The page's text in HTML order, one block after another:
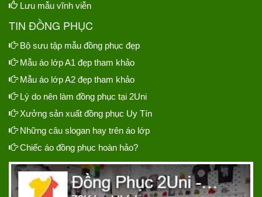
Lưu mẫu vĩnh viễn
TIN ĐỒNG PHỤC
Bộ sưu tập mẫu đồng phục đẹp
Mẫu áo lớp A1 đẹp tham khảo
Mẫu áo lớp A2 đẹp tham khảo
Lý do nên làm đồng phục tại 2Uni
Xưởng sản xuất đồng phục Uy Tín
Những câu slogan hay trên áo lớp
Chiếc áo đồng phục hoàn hảo?